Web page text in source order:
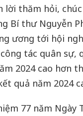
lời thăm hỏi,
Bí thư Nguyễn
ương tới hội
tác quân sự,
2024 cao hơn
quả năm 2024
77 năm